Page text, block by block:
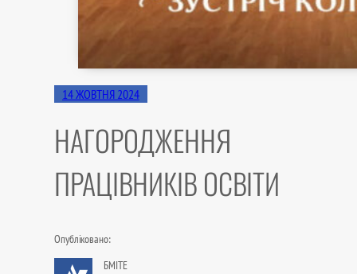
14 ЖОВТНЯ 2024
НАГОРОДЖЕННЯ
ПРАЦІВНИКІВ ОСВІТИ
Опубліковано:
БМІТЕ